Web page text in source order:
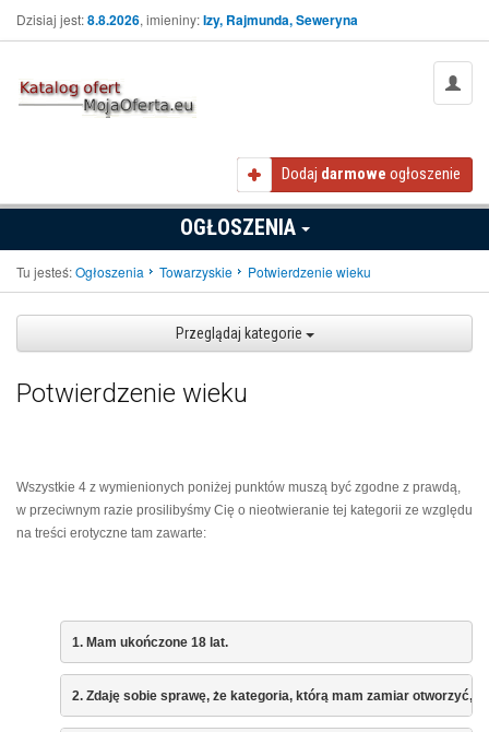
Dzisiaj jest:8.8.2026, imieniny:Izy, Rajmunda, Seweryna
Dodaj darmowe ogłoszenie
OGŁOSZENIA
Tu jesteś:Ogłoszenia Towarzyskie Potwierdzenie wieku
Przeglądaj kategorie
Potwierdzenie wieku
Wszystkie 4 z wymienionych poniżej punktów muszą być zgodne z prawdą,
w przeciwnym razie prosilibyśmy Cię o nieotwieranie tej kategorii ze względu
na treści erotyczne tam zawarte:
1. Mam ukończone 18 lat.
2. Zdaję sobie sprawę, że kategoria, którą mam zamiar otworzyć,